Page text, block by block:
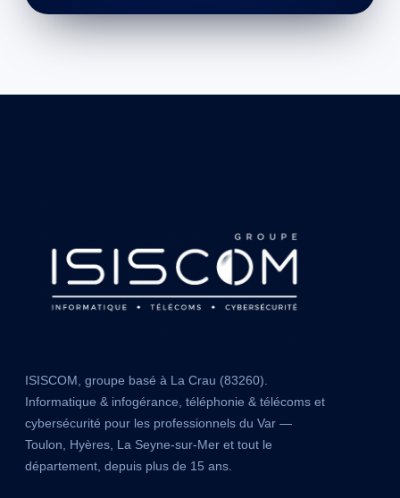
ISISCOM, groupe basé à La Crau (83260).
Informatique & infogérance, téléphonie & télécoms et
cybersécurité pour les professionnels du Var —
Toulon, Hyères, La Seyne-sur-Mer et tout le
département, depuis plus de 15 ans.